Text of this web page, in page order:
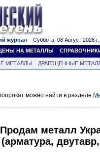
журнал Суббота, 08 Август 2026 г.
НА МЕТАЛЛЫ
МЕТАЛЛЫ
ДРАГОЦЕННЫЕ
можно найти в разделе
металл